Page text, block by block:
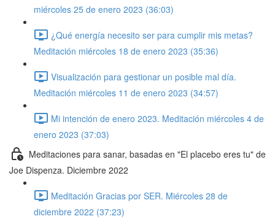
miércoles 25 de enero 2023 (36:03)
¿Qué energía necesito ser para cumplir mis metas?
Meditación miércoles 18 de enero 2023 (35:36)
Visualización para gestionar un posible mal día.
Meditación miércoles 11 de enero 2023 (34:57)
Mi intención de enero 2023. Meditación miércoles 4 de
enero 2023 (37:03)
Meditaciones para sanar, basadas en "El placebo eres tu" de
Joe Dispenza. Diciembre 2022
Meditación Gracias por SER. Miércoles 28 de
diciembre 2022 (37:23)